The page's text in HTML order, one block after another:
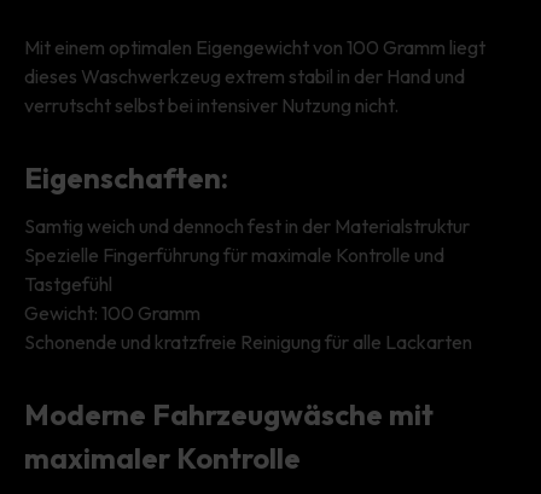
Mit einem optimalen Eigengewicht von 100 Gramm liegt
dieses Waschwerkzeug extrem stabil in der Hand und
verrutscht selbst bei intensiver Nutzung nicht.
Eigenschaften:
Samtig weich und dennoch fest in der Materialstruktur
Spezielle Fingerführung für maximale Kontrolle und
Tastgefühl
Gewicht: 100 Gramm
Schonende und kratzfreie Reinigung für alle Lackarten
Moderne Fahrzeugwäsche mit
maximaler Kontrolle